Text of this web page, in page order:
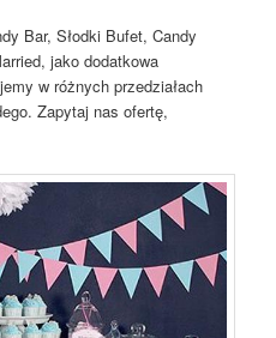
Bar, Słodki Bufet, Candy
jako dodatkowa
w różnych przedziałach
Zapytaj nas ofertę,